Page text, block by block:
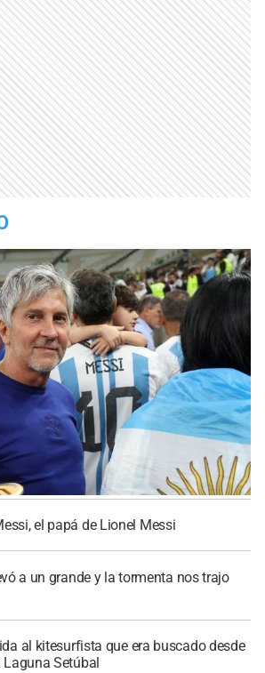
el papá de Lionel Messi
a un grande y la tormenta nos trajo
al kitesurfista que era buscado desde
Laguna Setúbal